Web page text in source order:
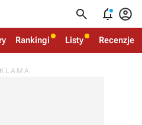
  
Rankingi Listy Recenzje